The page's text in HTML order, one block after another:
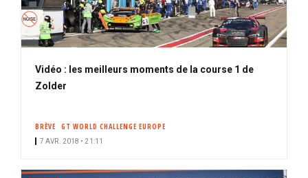
Vidéo : les meilleurs moments de la course 1 de
Zolder
BRÈVE GT WORLD CHALLENGE EUROPE
7 AVR. 2018 • 21:11